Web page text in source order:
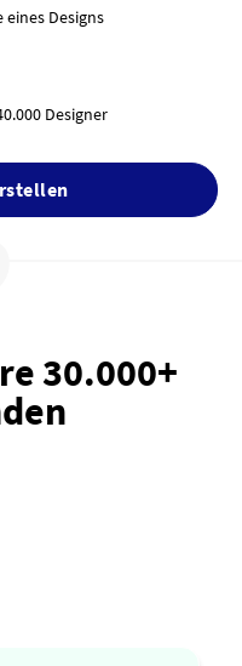
Designs
Designer
30.000+